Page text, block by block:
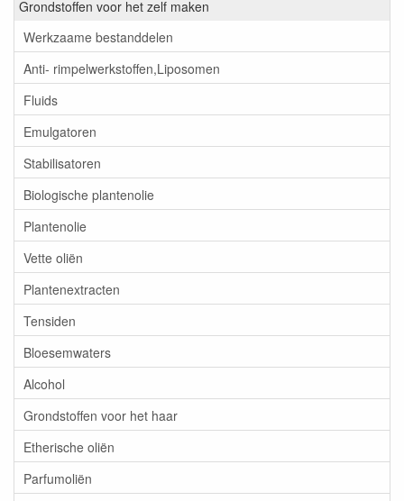
Grondstoffen voor het zelf maken
Werkzaame bestanddelen
Anti- rimpelwerkstoffen,Liposomen
Fluids
Emulgatoren
Stabilisatoren
Biologische plantenolie
Plantenolie
Vette oliën
Plantenextracten
Tensiden
Bloesemwaters
Alcohol
Grondstoffen voor het haar
Etherische oliën
Parfumoliën